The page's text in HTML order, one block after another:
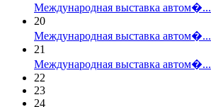
Международная выставка автом�...
20
Международная выставка автом�...
21
Международная выставка автом�...
22
23
24